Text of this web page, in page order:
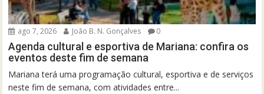
ago 7, 2026 João B. N. Gonçalves 0
Agenda cultural e esportiva de Mariana: confira os
eventos deste fim de semana
Mariana terá uma programação cultural, esportiva e de serviços
neste fim de semana, com atividades entre...